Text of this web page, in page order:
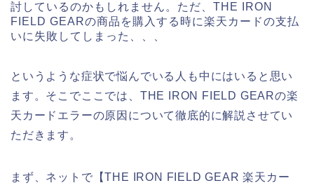
討しているのかもしれません。ただ、THE IRON
FIELD GEARの商品を購入する時に楽天カードの支払
いに失敗してしまった、、、
というような症状で悩んでいる人も中にはいると思い
ます。そこでここでは、THE IRON FIELD GEARの楽
天カードエラーの原因について徹底的に解説させてい
ただきます。
まず、ネットで【THE IRON FIELD GEAR 楽天カー